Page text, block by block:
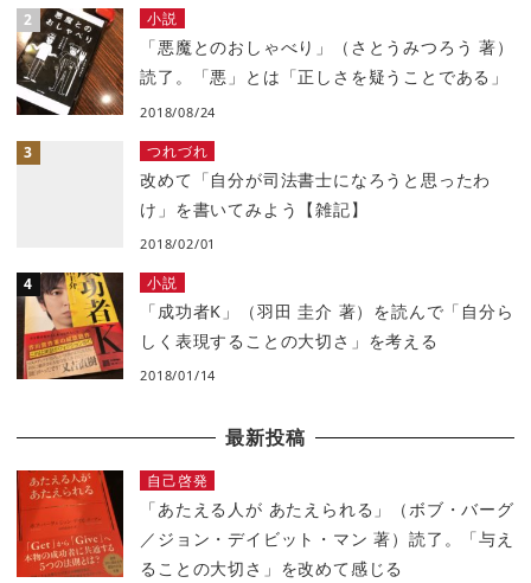
小説
「悪魔とのおしゃべり」（さとうみつろう 著）
読了。「悪」とは「正しさを疑うことである」
2018/08/24
つれづれ
改めて「自分が司法書士になろうと思ったわ
け」を書いてみよう【雑記】
2018/02/01
小説
「成功者K」（羽田 圭介 著）を読んで「自分ら
しく表現することの大切さ」を考える
2018/01/14
最新投稿
自己啓発
「あたえる人が あたえられる」（ボブ・バーグ
／ジョン・デイビット・マン 著）読了。「与え
ることの大切さ」を改めて感じる